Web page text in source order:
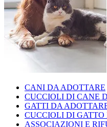
CANI DA ADOTTARE
CUCCIOLI DI CANE
GATTI DA
CUCCIOLI DI GATTO
ASSOCIAZIONI E